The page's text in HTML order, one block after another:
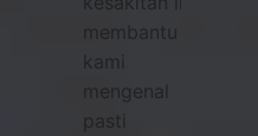
membantu
kami
mengenal
pasti